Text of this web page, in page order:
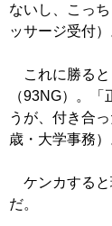
ないし、こっ
ッサージ受付）
これに勝ると
（93NG）。
うが、付き合
歳・大学事務）
ケンカすると
だ。